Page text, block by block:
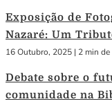
Exposição de
Nazaré: Um
16 Outubro, 2025 | 2 min
Debate sobre o
comunidade na